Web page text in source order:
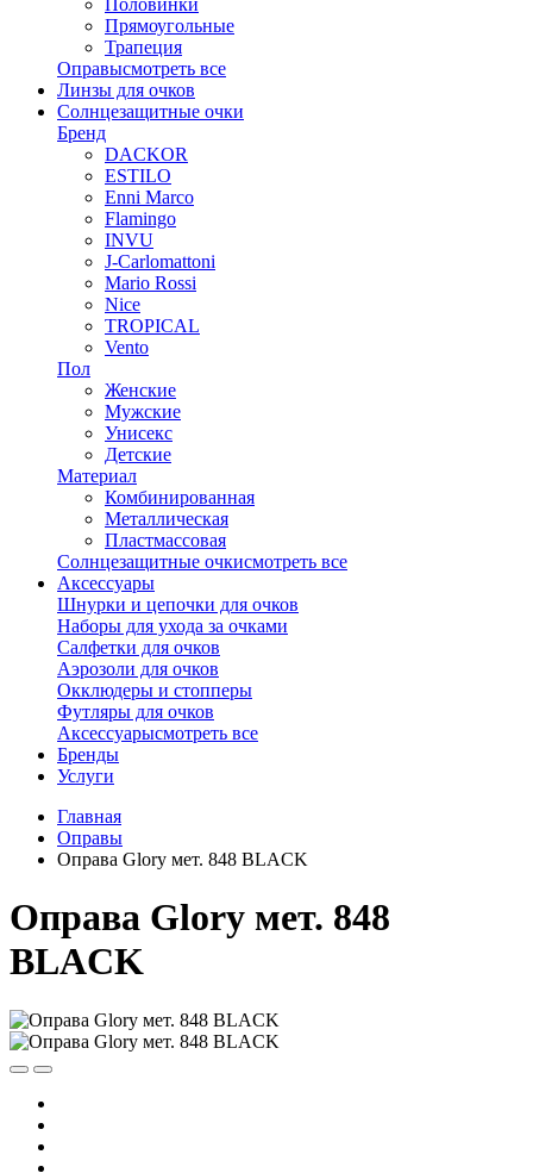
Прямоугольные
Трапеция
Оправысмотреть все
Линзы для очков
Солнцезащитные очки
Бренд
DACKOR
ESTILO
Enni Marco
Flamingo
INVU
J-Carlomattoni
Mario Rossi
Nice
TROPICAL
Vento
Пол
Женские
Мужские
Унисекс
Детские
Материал
Комбинированная
Металлическая
Пластмассовая
Солнцезащитные очкисмотреть все
Аксессуары
Шнурки и цепочки для очков
Наборы для ухода за очками
Салфетки для очков
Аэрозоли для очков
Окклюдеры и стопперы
Футляры для очков
Аксессуарысмотреть все
Бренды
Услуги
Главная
Оправы
Оправа Glory мет. 848 BLACK
Оправа Glory мет. 848
BLACK